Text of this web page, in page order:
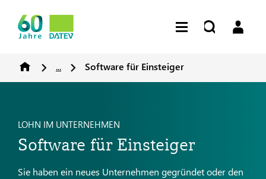
... Software für Einsteiger
LOHN IM UNTERNEHMEN
Software für Einsteiger
Sie haben ein neues Unternehmen gegründet oder den